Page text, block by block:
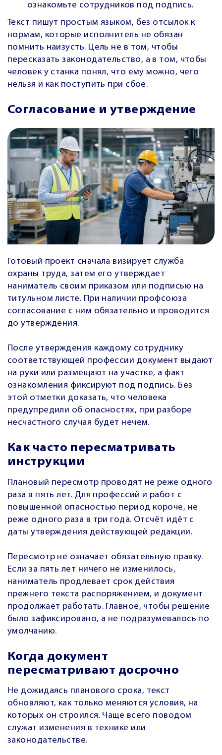
ознакомьте сотрудников под подпись.
Текст пишут простым языком, без отсылок к
нормам, которые исполнитель не обязан
помнить наизусть. Цель не в том, чтобы
пересказать законодательство, а в том, чтобы
человек у станка понял, что ему можно, чего
нельзя и как поступить при сбое.
Согласование и утверждение
Готовый проект сначала визирует служба
охраны труда, затем его утверждает
наниматель своим приказом или подписью на
титульном листе. При наличии профсоюза
согласование с ним обязательно и проводится
до утверждения.
После утверждения каждому сотруднику
соответствующей профессии документ выдают
на руки или размещают на участке, а факт
ознакомления фиксируют под подпись. Без
этой отметки доказать, что человека
предупредили об опасностях, при разборе
несчастного случая будет нечем.
Как часто пересматривать
инструкции
Плановый пересмотр проводят не реже одного
раза в пять лет. Для профессий и работ с
повышенной опасностью период короче, не
реже одного раза в три года. Отсчёт идёт с
даты утверждения действующей редакции.
Пересмотр не означает обязательную правку.
Если за пять лет ничего не изменилось,
наниматель продлевает срок действия
прежнего текста распоряжением, и документ
продолжает работать. Главное, чтобы решение
было зафиксировано, а не подразумевалось по
умолчанию.
Когда документ
пересматривают досрочно
Не дожидаясь планового срока, текст
обновляют, как только меняются условия, на
которых он строился. Чаще всего поводом
служат изменения в технике или
законодательстве.